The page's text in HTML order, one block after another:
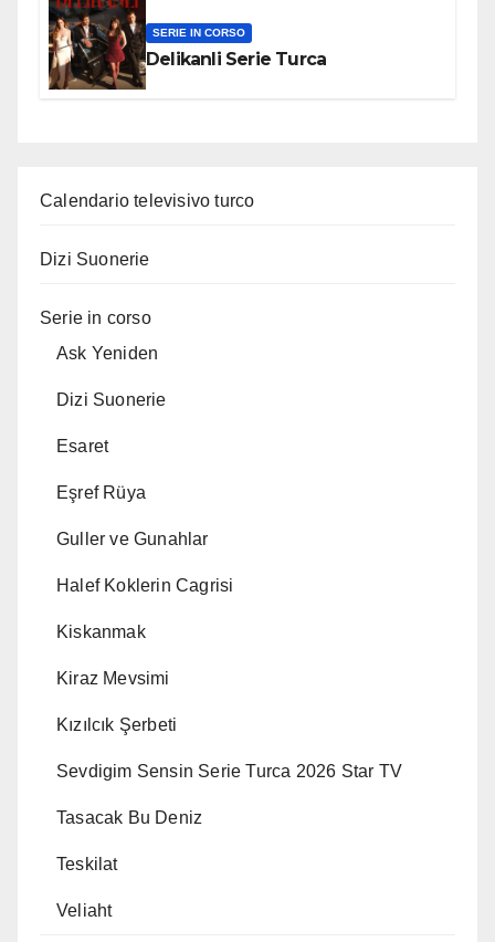
SERIE IN CORSO
Delikanli Serie Turca
Calendario televisivo turco
Dizi Suonerie
Serie in corso
Ask Yeniden
Dizi Suonerie
Esaret
Eşref Rüya
Guller ve Gunahlar
Halef Koklerin Cagrisi
Kiskanmak
Kiraz Mevsimi
Kızılcık Şerbeti
Sevdigim Sensin Serie Turca 2026 Star TV
Tasacak Bu Deniz
Teskilat
Veliaht